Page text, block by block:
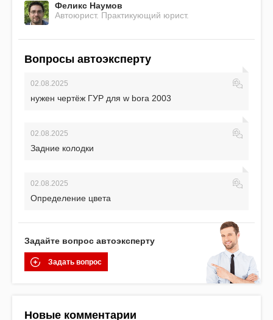
Феликс Наумов
Автоюрист. Практикующий юрист.
Вопросы автоэксперту
02.08.2025
нужен чертёж ГУР для w bora 2003
02.08.2025
Задние колодки
02.08.2025
Определение цвета
Задайте вопрос автоэксперту
Задать вопрос
Новые комментарии